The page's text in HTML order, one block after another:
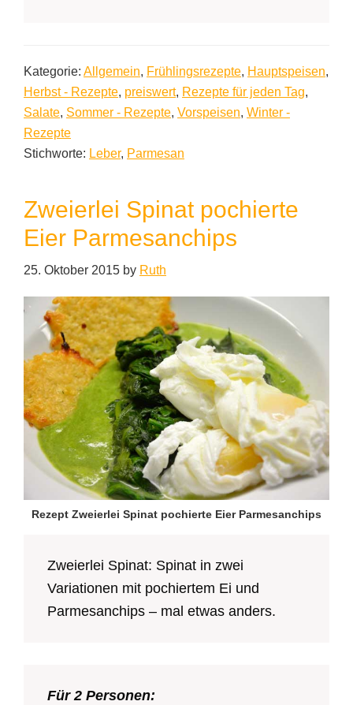
Kategorie: Allgemein, Frühlingsrezepte, Hauptspeisen,
Herbst - Rezepte, preiswert, Rezepte für jeden Tag,
Salate, Sommer - Rezepte, Vorspeisen, Winter -
Rezepte
Stichworte: Leber, Parmesan
Zweierlei Spinat pochierte
Eier Parmesanchips
25. Oktober 2015 by Ruth
Rezept Zweierlei Spinat pochierte Eier Parmesanchips
Zweierlei Spinat: Spinat in zwei
Variationen mit pochiertem Ei und
Parmesanchips – mal etwas anders.
Für 2 Personen: